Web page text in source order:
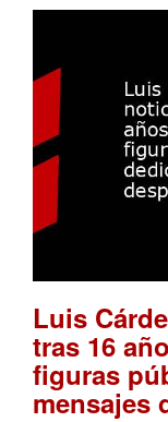
Luis
tras 16
figuras
mensajes